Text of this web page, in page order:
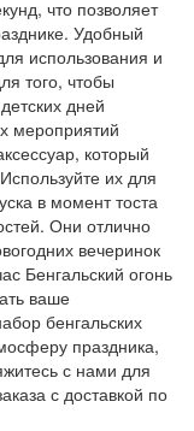
что позволяет
Удобный
использования и
того, чтобы
дней
мероприятий
который
их для
в момент тоста
Они отлично
вечеринок
Бенгальский огонь
ваше
бенгальских
праздника,
с нами для
с доставкой по